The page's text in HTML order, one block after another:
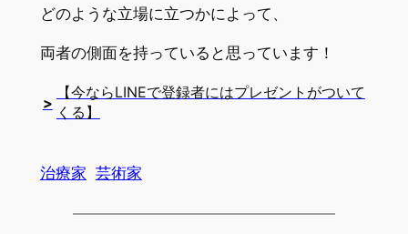
どのような立場に立つかによって、
両者の側面を持っていると思っています！
>
【今ならLINEで登録者にはプレゼントがついて
くる】
治療家 芸術家